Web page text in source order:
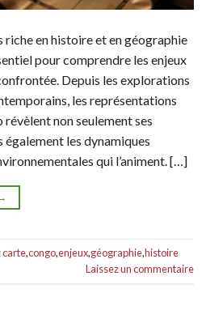
riche en histoire et en géographie
pour comprendre les enjeux
Depuis les explorations
les représentations
non seulement ses
également les dynamiques
qui l’animent. […]
carte,congo,enjeux,géographie,histoire
Laissez un commentaire